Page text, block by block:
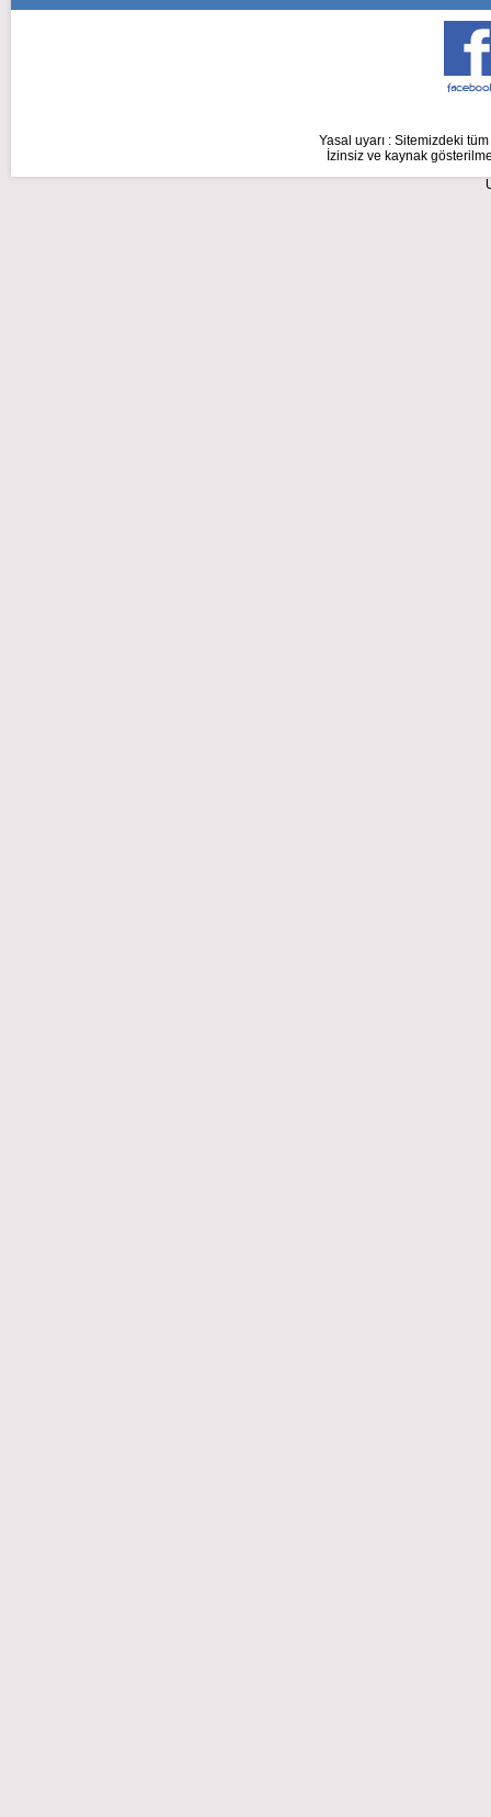
Yasal uyarı : Sitemizdeki
İzinsiz ve kaynak